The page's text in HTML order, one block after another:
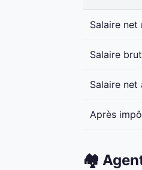
Salaire net
Salaire
Salaire net
Après
🏘️